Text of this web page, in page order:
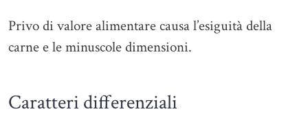
Privo di valore alimentare causa l’esiguità della
carne e le minuscole dimensioni.
Caratteri differenziali